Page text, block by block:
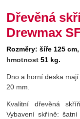
Dřevěná
Drewmax
Rozměry:šíře 125
hmotnost 51 kg.
Dno a horní deska
20 mm.
Kvalitní dřevěná
Vybavení skříně: